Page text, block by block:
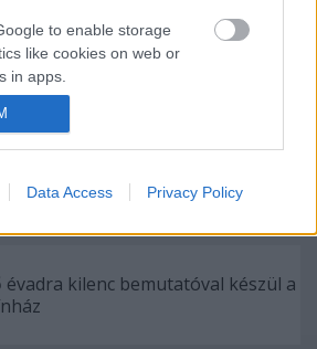
to enable storage
like cookies on web or
in apps.
to enable storage
of the website or app.
to enable storage
to enable storage
including authentication
prevention, and other
Data Access Privacy Policy
dupla premierrel kezdi az új
a Radnóti
Dóm téri szabadtéri színpad
évadra kilenc bemutatóval készül a